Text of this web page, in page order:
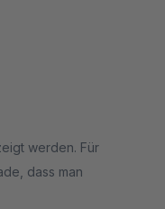
werden. Für
dass man